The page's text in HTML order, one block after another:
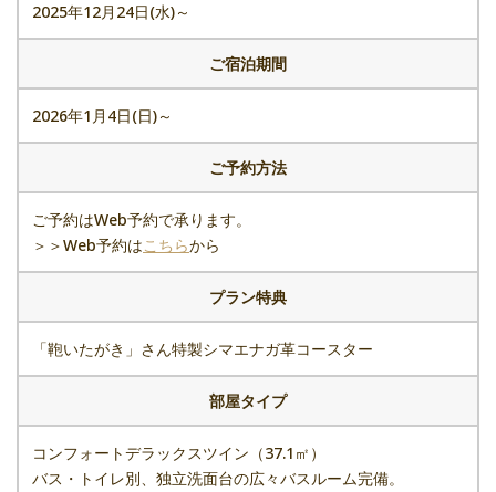
2025年12月24日(水)～
ご宿泊期間
2026年1月4日(日)～
ご予約方法
ご予約はWeb予約で承ります。
＞＞Web予約はこちらから
プラン特典
「鞄いたがき」さん特製シマエナガ革コースター
部屋タイプ
コンフォートデラックスツイン（37.1㎡）
バス・トイレ別、独立洗面台の広々バスルーム完備。